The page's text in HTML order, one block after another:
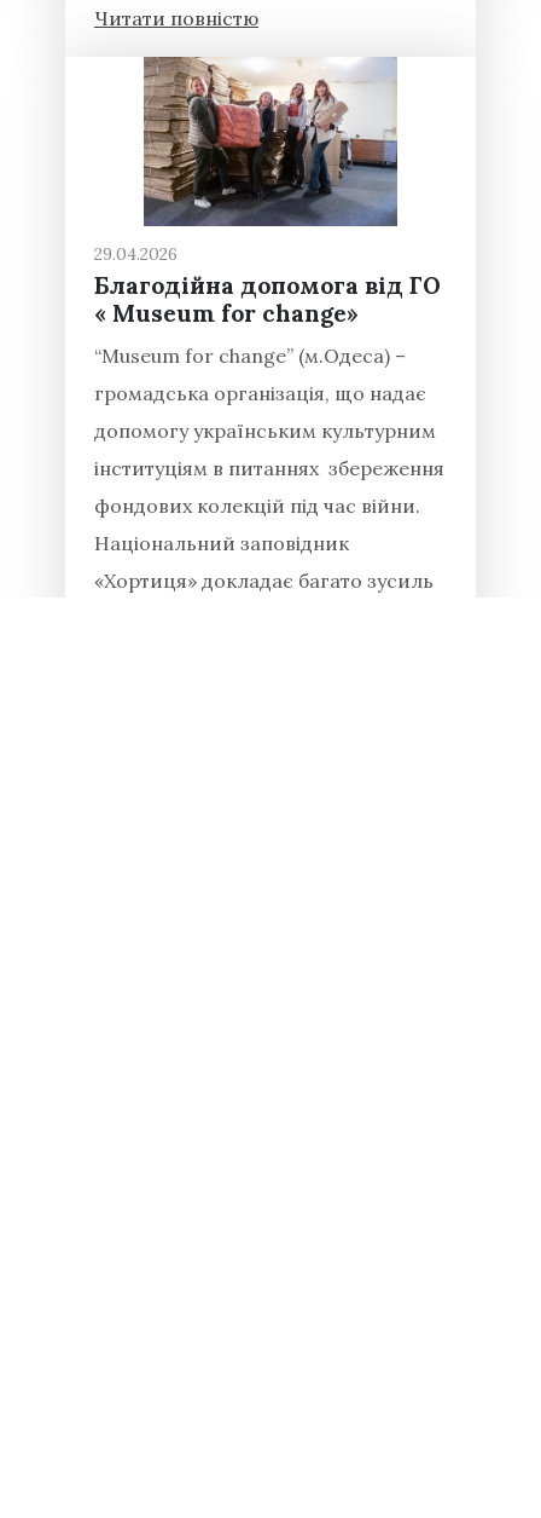
Читати повністю
29.04.2026
Благодійна допомога від ГО
« Museum for change»
“Museum for change” (м.Одеса) –
громадська організація, що надає
допомогу українським культурним
інституціям в питаннях збереження
фондових колекцій під час війни.
Національний заповідник
«Хортиця» докладає багато зусиль